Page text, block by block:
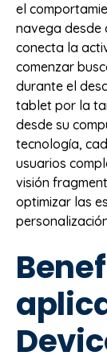
el
navega desde
conecta la
comenzar
durante el
tablet por la
desde su
tecnología,
usuarios
visión
optimizar las